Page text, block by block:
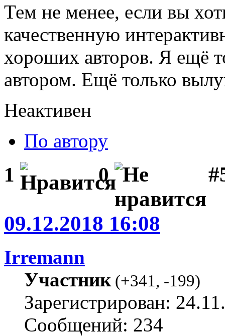
Тем не менее, если вы
качественную
хороших авторов. Я ещё
автором. Ещё только
Неактивен
По автору
1 0
09.12.2018 16:08
Irremann
Участник(+341, -199)
Зарегистрирован:
Сообщений: 234